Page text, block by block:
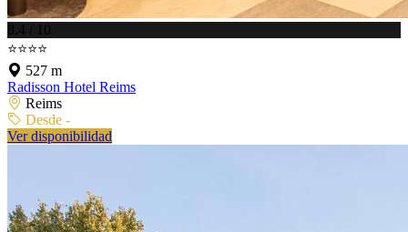
8.4 / 10
⭐⭐⭐⭐
527 m
Radisson Hotel Reims
Reims
Desde -
Ver disponibilidad